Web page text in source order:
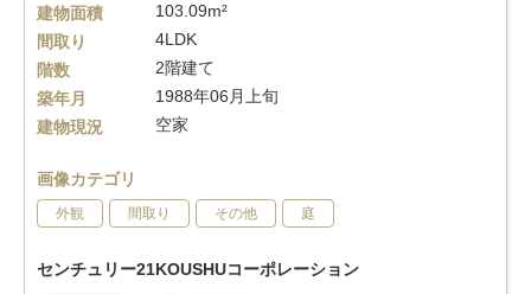
建物面積
103.09m²
間取り
4LDK
階数
2階建て
築年月
1988年06月上旬
建物現況
空家
画像カテゴリ
外観 間取り その他 庭
センチュリー21KOUSHUコーポレーション